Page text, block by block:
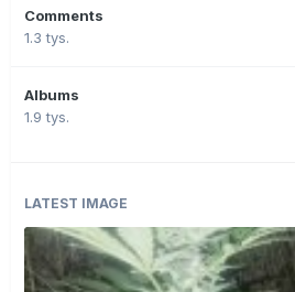
Comments
1.3 tys.
Albums
1.9 tys.
LATEST IMAGE